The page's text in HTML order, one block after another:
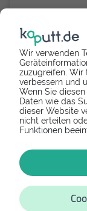
Wir verwenden
zuzugreifen. Wir
verbessern und
Wenn Sie
Daten wie das
dieser Website
nicht erteilen
Funktionen